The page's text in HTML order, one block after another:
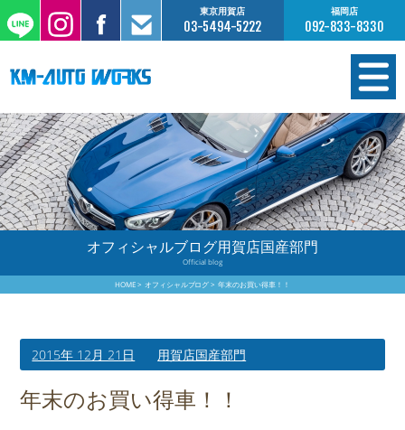
東京用賀店
03-5494-5222
福岡店
092-833-8330
在庫情報
オーダー販売
工場サービス
保証について
買取査定のご案内
店舗案内
オフィシャルブログ用賀店国産部門
Official blog
HOME オフィシャルブログ 年末のお買い得車！！
2015年 12月 21日 用賀店国産部門
年末のお買い得車！！